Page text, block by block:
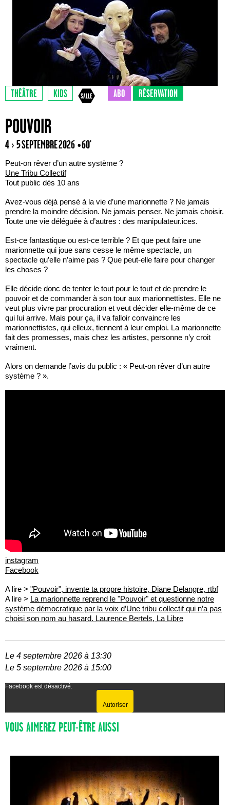
THÉÂTRE KIDS ABO RÉSERVATION
POUVOIR
4 › 5 SEPTEMBRE 2026 • 60'
Peut-on rêver d’un autre système ?
Une Tribu Collectif
Tout public dès 10 ans
Avez-vous déjà pensé à la vie d’une marionnette ? Ne jamais
prendre la moindre décision. Ne jamais penser. Ne jamais choisir.
Toute une vie déléguée à d’autres : des manipulateur.ices.
Est-ce fantastique ou est-ce terrible ? Et que peut faire une
marionnette qui joue sans cesse le même spectacle, un
spectacle qu’elle n’aime pas ? Que peut-elle faire pour changer
les choses ?
Elle décide donc de tenter le tout pour le tout et de prendre le
pouvoir et de commander à son tour aux marionnettistes. Elle ne
veut plus vivre par procuration et veut décider elle-même de ce
qui lui arrive. Mais pour ça, il va falloir convaincre les
marionnettistes, qui elleux, tiennent à leur emploi. La marionnette
fait des promesses, mais chez les artistes, personne n’y croit
vraiment.
Alors on demande l’avis du public : « Peut-on rêver d’un autre
système ? ».
instagram
Facebook
A lire > "Pouvoir", invente ta propre histoire, Diane Delangre, rtbf
A lire > La marionnette reprend le "Pouvoir" et questionne notre
système démocratique par la voix d’Une tribu collectif qui n’a pas
choisi son nom au hasard. Laurence Bertels, La Libre
Le 4 septembre 2026 à 13:30
Le 5 septembre 2026 à 15:00
Facebook est désactivé.
Autoriser
VOUS AIMEREZ PEUT-ÊTRE AUSSI